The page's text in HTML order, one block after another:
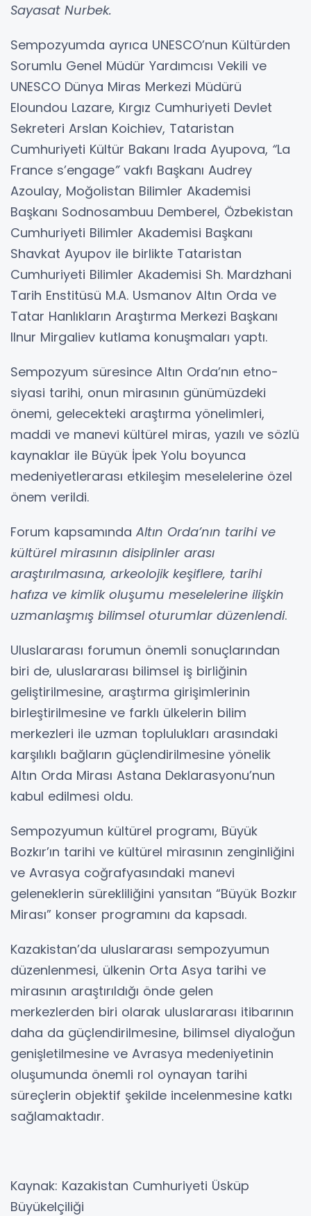
Sayasat Nurbek.
Sempozyumda ayrıca UNESCO’nun Kültürden
Sorumlu Genel Müdür Yardımcısı Vekili ve
UNESCO Dünya Miras Merkezi Müdürü
Eloundou Lazare, Kırgız Cumhuriyeti Devlet
Sekreteri Arslan Koichiev, Tataristan
Cumhuriyeti Kültür Bakanı Irada Ayupova, “La
France s’engage”vakfı Başkanı Audrey
Azoulay, Moğolistan Bilimler Akademisi
Başkanı Sodnosambuu Demberel, Özbekistan
Cumhuriyeti Bilimler Akademisi Başkanı
Shavkat Ayupov ile birlikte Tataristan
Cumhuriyeti Bilimler Akademisi Sh. Mardzhani
Tarih Enstitüsü M.A. Usmanov Altın Orda ve
Tatar Hanlıkların Araştırma Merkezi Başkanı
Ilnur Mirgaliev kutlama konuşmaları yaptı.
Sempozyum süresince Altın Orda’nın etno-
siyasi tarihi, onun mirasının günümüzdeki
önemi, gelecekteki araştırma yönelimleri,
maddi ve manevi kültürel miras, yazılı ve sözlü
kaynaklar ile Büyük İpek Yolu boyunca
medeniyetlerarası etkileşim meselelerine özel
önem verildi.
Forum kapsamında Altın Orda’nın tarihi ve
kültürel mirasının disiplinler arası
araştırılmasına, arkeolojik keşiflere, tarihi
hafıza ve kimlik oluşumu meselelerine ilişkin
uzmanlaşmış bilimsel oturumlar düzenlendi.
Uluslararası forumun önemli sonuçlarından
biri de, uluslararası bilimsel iş birliğinin
geliştirilmesine, araştırma girişimlerinin
birleştirilmesine ve farklı ülkelerin bilim
merkezleri ile uzman toplulukları arasındaki
karşılıklı bağların güçlendirilmesine yönelik
Altın Orda Mirası Astana Deklarasyonu’nun
kabul edilmesi oldu.
Sempozyumun kültürel programı, Büyük
Bozkır’ın tarihi ve kültürel mirasının zenginliğini
ve Avrasya coğrafyasındaki manevi
geleneklerin sürekliliğini yansıtan “Büyük Bozkır
Mirası” konser programını da kapsadı.
Kazakistan’da uluslararası sempozyumun
düzenlenmesi, ülkenin Orta Asya tarihi ve
mirasının araştırıldığı önde gelen
merkezlerden biri olarak uluslararası itibarının
daha da güçlendirilmesine, bilimsel diyaloğun
genişletilmesine ve Avrasya medeniyetinin
oluşumunda önemli rol oynayan tarihi
süreçlerin objektif şekilde incelenmesine katkı
sağlamaktadır.
Kaynak: Kazakistan Cumhuriyeti Üsküp
Büyükelçiliği